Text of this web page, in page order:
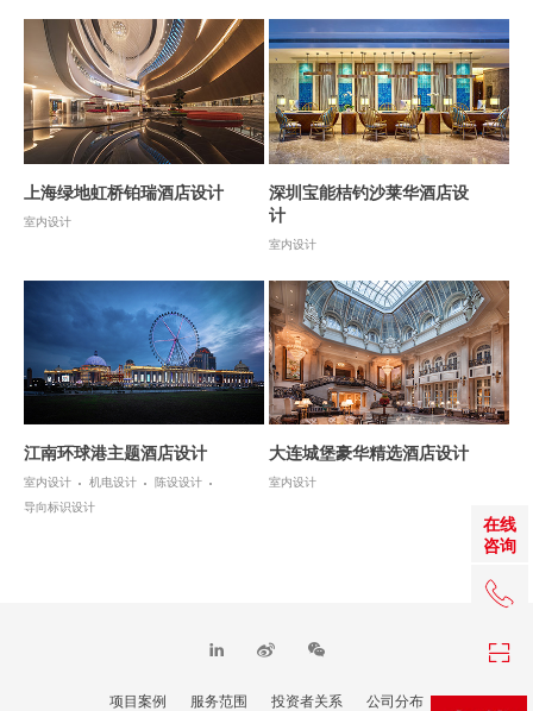
在线
咨询
+86
上海绿地虹桥铂瑞酒店设计
室内设计
深圳宝能桔钓沙莱华酒店设
计
室内设计
江南环球港主题酒店设计
室内设计 机电设计
陈设设计
导向标识设计
大连城堡豪华精选酒店设计
室内设计
项目案例 服务范围 投资者关系 公司分布